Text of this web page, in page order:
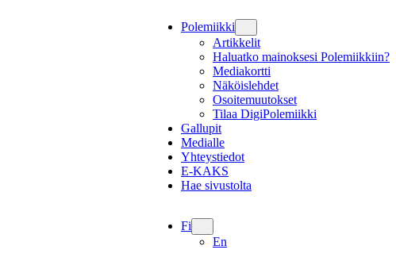
Polemiikki
Artikkelit
Haluatko mainoksesi Polemiikkiin?
Mediakortti
Näköislehdet
Osoitemuutokset
Tilaa DigiPolemiikki
Gallupit
Medialle
Yhteystiedot
E-KAKS
Hae sivustolta
Fi
En